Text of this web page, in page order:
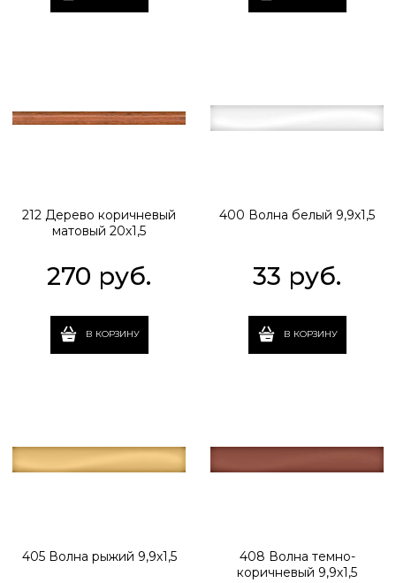
212 Дерево коричневый
матовый 20х1,5
270 руб.
В КОРЗИНУ
400 Волна белый 9,9х1,5
33 руб.
В КОРЗИНУ
405 Волна рыжий 9,9х1,5
408 Волна темно-
коричневый 9,9х1,5